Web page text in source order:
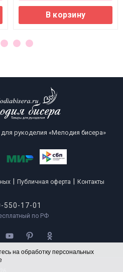
на обработку персональных
В корзину
рукоделия «Мелодия бисера»
Публичная оферта Контакты
550-17-01
по РФ